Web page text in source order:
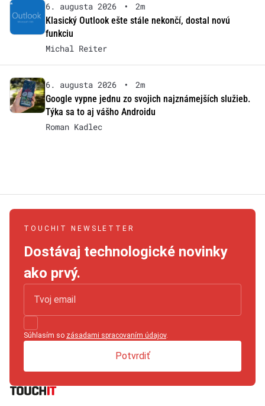
6. augusta 2026 •
2m
Klasický Outlook ešte stále nekončí, dostal novú
funkciu
Michal Reiter
6. augusta 2026 •
2m
Google vypne jednu zo svojich najznámejších služieb.
Týka sa to aj vášho Androidu
Roman Kadlec
TOUCHIT NEWSLETTER
Dostávaj technologické novinky
ako prvý.
Súhlasím so zásadami spracovaním údajov.
Potvrdiť